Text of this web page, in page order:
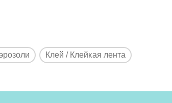
Клей / Клейкая лента